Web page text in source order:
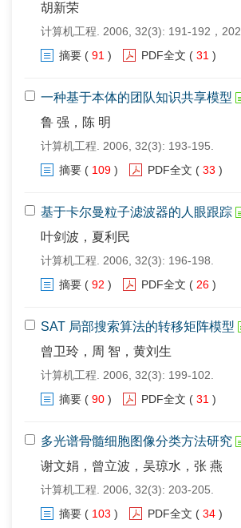
胡新荣
计算机工程. 2006, 32(3): 191-192，202.
摘要 ( 91 ) PDF全文 ( 31 )
一种基于本体的团队知识共享模型
鲁 强，陈 明
计算机工程. 2006, 32(3): 193-195.
摘要 ( 109 ) PDF全文 ( 33 )
基于卡尔曼粒子滤波器的人眼跟踪
叶剑波，夏利民
计算机工程. 2006, 32(3): 196-198.
摘要 ( 92 ) PDF全文 ( 26 )
SAT 局部搜索算法的转移矩阵模型
曾卫玲，周 智，黄刘生
计算机工程. 2006, 32(3): 199-102.
摘要 ( 90 ) PDF全文 ( 31 )
多光谱骨髓细胞图像分类方法研究
谢文娟，曾立波，吴琼水，张 燕
计算机工程. 2006, 32(3): 203-205.
摘要 ( 103 ) PDF全文 ( 34 )